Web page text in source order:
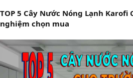
TOP 5 Cây Nước Nóng Lạnh Karofi
nghiệm chọn mua